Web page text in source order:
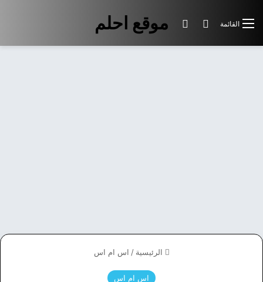
موقع احلم القائمة بحث عنالوضع المظلم
الرئيسية / اس ام اس
اس ام اس